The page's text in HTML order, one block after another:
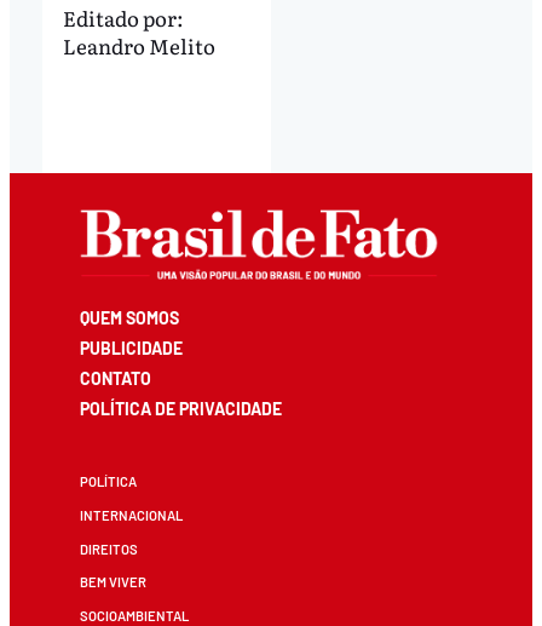
Editado por:
Leandro Melito
QUEM SOMOS
PUBLICIDADE
CONTATO
POLÍTICA DE PRIVACIDADE
POLÍTICA
INTERNACIONAL
DIREITOS
BEM VIVER
SOCIOAMBIENTAL